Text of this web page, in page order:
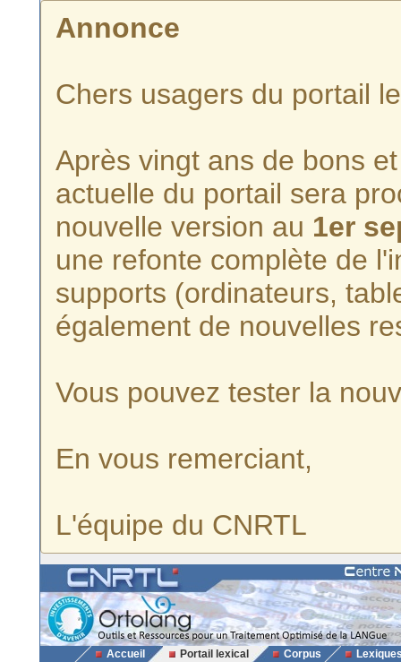
Annonce
Chers usagers du portail
Après vingt ans de bons
actuelle du portail sera
nouvelle version au 1er
une refonte complète de
supports (ordinateurs,
également de nouvelles
Vous pouvez tester la
En vous remerciant,
L'équipe du CNRTL
Accueil Portail lexical Corpus